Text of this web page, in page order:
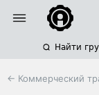
Найти
← Коммерческий